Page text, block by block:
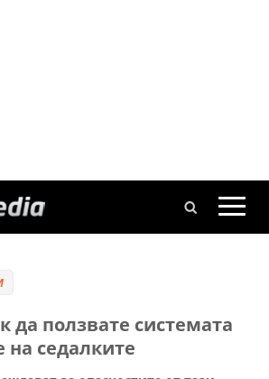
да ползвате системата
на седалките